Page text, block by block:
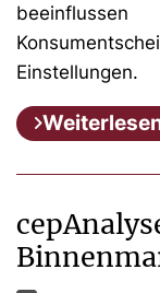
Einstellungen.